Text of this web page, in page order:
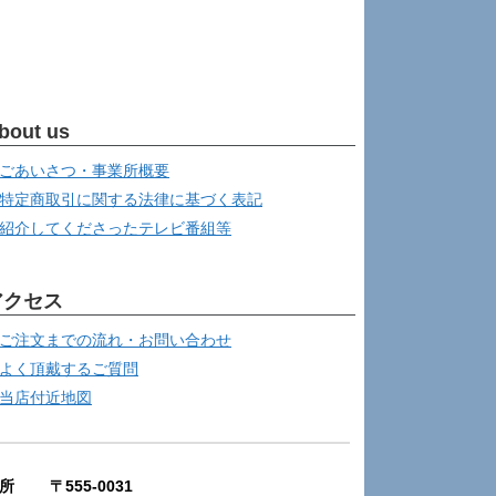
us
ごあいさつ・事業所概要
特定商取引に関する法律に基づく表記
紹介してくださったテレビ番組等
セス
ご注文までの流れ・お問い合わせ
よく頂戴するご質問
当店付近地図
所 〒555-0031